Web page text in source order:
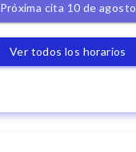
Próxima cita 10 de agosto
Ver todos los horarios